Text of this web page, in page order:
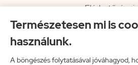
Természetesen mi is
használunk.
A böngészés folytatásával jóváhagyod,
Hírlevél
Impresszum